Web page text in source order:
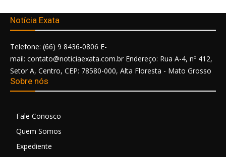
Notícia Exata
Telefone: (66) 9 8436-0806 E-
mail: contato@noticiaexata.com.br Endereço: Rua A-4, nº 412,
Setor A, Centro, CEP: 78580-000, Alta Floresta - Mato Grosso
Sobre nós
Fale Conosco
Quem Somos
Expediente